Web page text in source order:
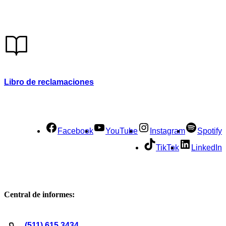
Política de privacidad de datos
Mesa de partes
Libro de reclamaciones
Facebook YouTube Instagram
Spotify
TikTok
LinkedIn
Central de informes: